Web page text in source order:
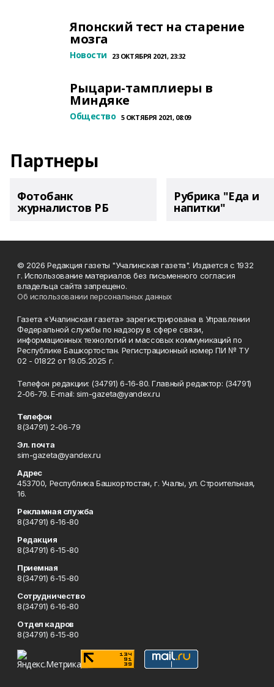
Японский тест на старение
мозга
Новости 23 ОКТЯБРЯ 2021, 23:32
Рыцари-тамплиеры в
Миндяке
Общество 5 ОКТЯБРЯ 2021, 08:09
Партнеры
Фотобанк
журналистов РБ
Рубрика "Еда и
напитки"
© 2026 Редакция газеты "Учалинская газета". Издается с 1932
г. Использование материалов без письменного согласия
владельца сайта запрещено.
Об использовании персональных данных
Газета «Учалинская газета» зарегистрирована в Управлении
Федеральной службы по надзору в сфере связи,
информационных технологий и массовых коммуникаций по
Республике Башкортостан. Регистрационный номер ПИ № ТУ
02 - 01822 от 19.05.2025 г.
Телефон редакции: (34791) 6-16-80. Главный редактор: (34791)
2-06-79. Е-mаil: sim-gazeta@yandex.ru
Телефон
8(34791) 2-06-79
Эл. почта
sim-gazeta@yandex.ru
Адрес
453700, Республика Башкортостан, г. Учалы, ул. Строительная,
16.
Рекламная служба
8(34791) 6-16-80
Редакция
8(34791) 6-15-80
Приемная
8(34791) 6-15-80
Сотрудничество
8(34791) 6-16-80
Отдел кадров
8(34791) 6-15-80